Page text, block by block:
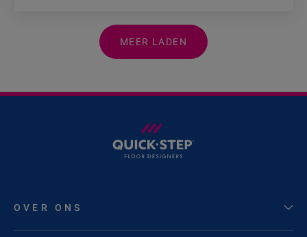
MEER LADEN
OVER ONS